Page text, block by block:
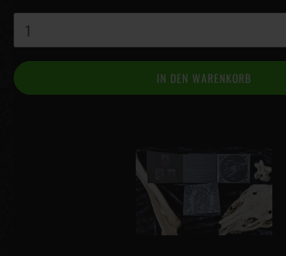
IN DEN WARENKORB